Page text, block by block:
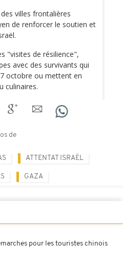
villes frontalières
de renforcer le soutien et
"visites de résilience",
avec des survivants qui
octobre ou mettent en
culinaires.
de
ATTENTAT ISRAËL
GAZA
pour les touristes chinois